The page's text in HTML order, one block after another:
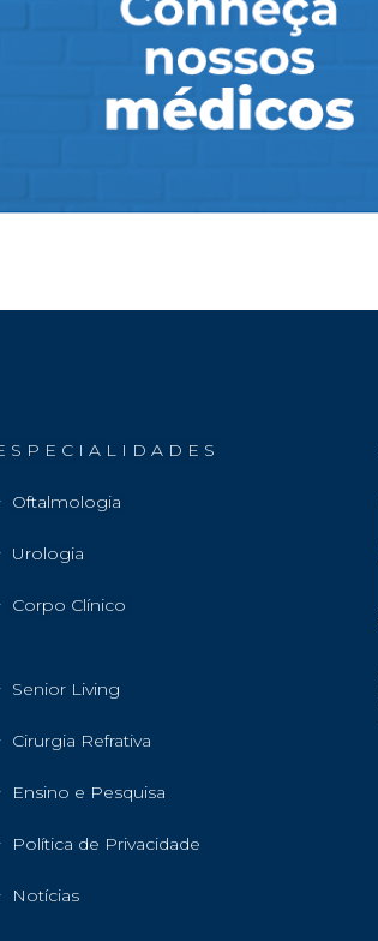
S P E C I A L I D A D E S
Oftalmologia
Urologia
Corpo Clínico
Senior Living
Cirurgia Refrativa
Ensino e Pesquisa
Política de Privacidade
Notícias